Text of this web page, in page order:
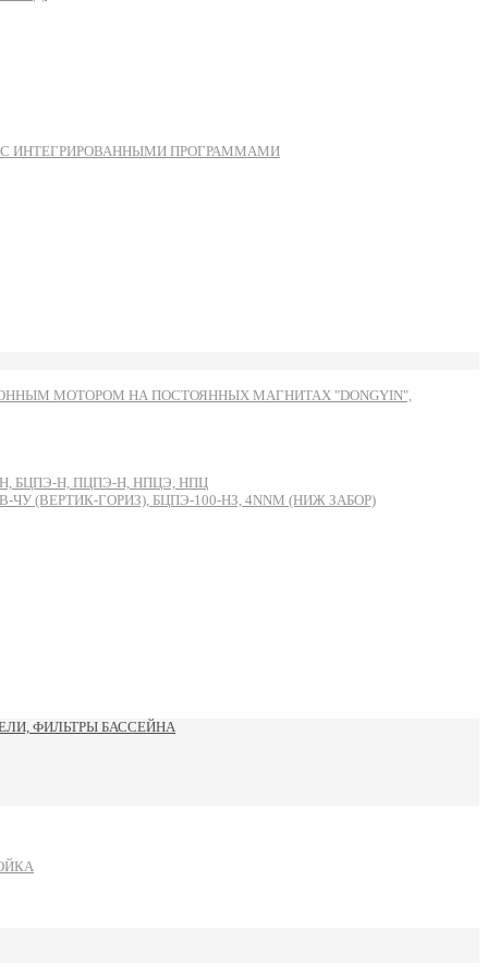
ИНТЕГРИРОВАННЫМИ ПРОГРАММАМИ
МОТОРОМ НА ПОСТОЯННЫХ МАГНИТАХ "DONGYIN",
БЦПЭ-Н, ПЦПЭ-Н, НПЦЭ, НПЦ
(ВЕРТИК-ГОРИЗ), БЦПЭ-100-НЗ, 4NNM (НИЖ ЗАБОР)
ФИЛЬТРЫ БАССЕЙНА